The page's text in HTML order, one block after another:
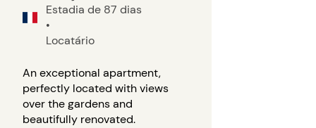
Estadia de 87 dias
•
Locatário
An exceptional apartment,
perfectly located with views
over the gardens and
beautifully renovated.